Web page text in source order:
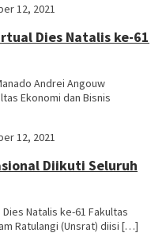
12, 2021
Dies Natalis ke-61
Andrei Angouw
Ekonomi dan Bisnis
12, 2021
Diikuti Seluruh
Natalis ke-61 Fakultas
Ratulangi (Unsrat) diisi […]